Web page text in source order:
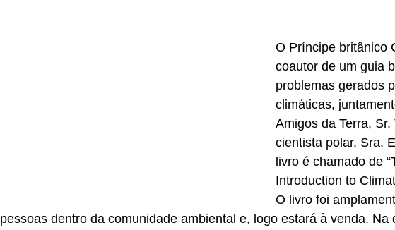
O Príncipe britânico
coautor de um guia
problemas gerados
climáticas,
Amigos da Terra,
cientista polar, Sra.
livro é chamado de
Introduction to
O livro foi
pessoas dentro da comunidade ambiental e, logo estará à venda. Na